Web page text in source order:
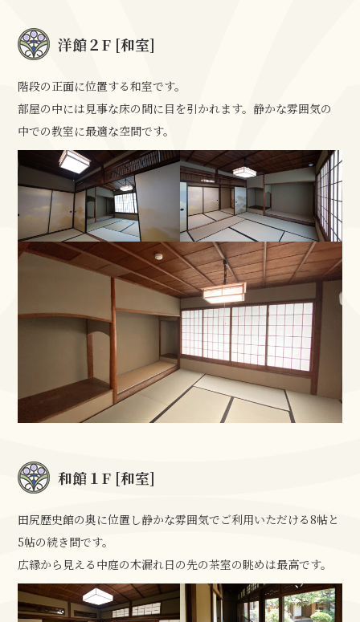
洋館２F [和室]
階段の正面に位置する和室です。
部屋の中には見事な床の間に目を引かれます。静かな雰囲気の
中での教室に最適な空間です。
和館１F [和室]
田尻歴史館の奥に位置し静かな雰囲気でご利用いただける8帖と
5帖の続き間です。
広縁から見える中庭の木漏れ日の先の茶室の眺めは最高です。